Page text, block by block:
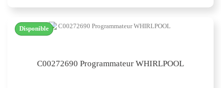
C00272690 Programmateur WHIRLPOOL
Disponible